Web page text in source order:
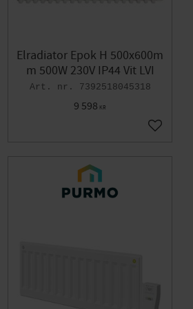
i favoriter
Elradiator Epok H 500x600m
m 500W 230V IP44 Vit LVI
7392518045318
9 598 KR
Lägg